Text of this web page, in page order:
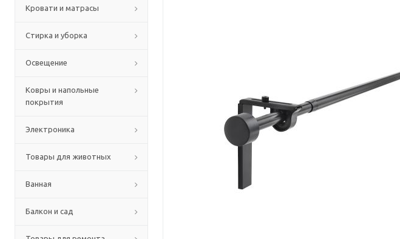
Кровати и матрасы
Стирка и уборка
Освещение
Ковры и напольные
покрытия
Электроника
Товары для животных
Ванная
Балкон и сад